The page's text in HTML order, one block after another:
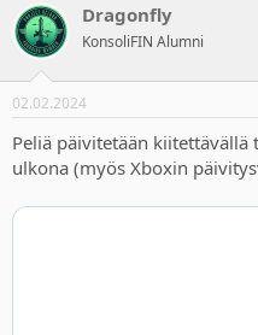
c
t
i
s
Dragonfly
KonsoliFIN Alumni
02.02.2024
Peliä päivitetään
ulkona (myös Xboxin